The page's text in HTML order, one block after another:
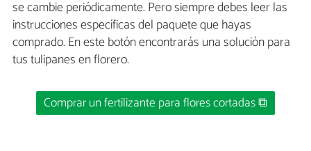
se cambie periódicamente. Pero siempre debes leer las
instrucciones específicas del paquete que hayas
comprado. En este botón encontrarás una solución para
tus tulipanes en florero.
Comprar un fertilizante para flores cortadas ⧉